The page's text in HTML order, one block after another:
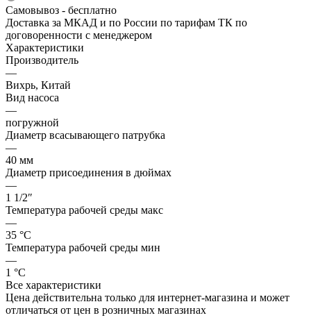
Самовывоз - бесплатно
Доставка за МКАД и по России по тарифам ТК по
договоренности с менеджером
Характеристики
Производитель
—
Вихрь, Китай
Вид насоса
—
погружной
Диаметр всасывающего патрубка
—
40 мм
Диаметр присоединения в дюймах
—
1 1/2″
Температура рабочей среды макс
—
35 °С
Температура рабочей среды мин
—
1 °С
Все характеристики
Цена действительна только для интернет-магазина и может
отличаться от цен в розничных магазинах